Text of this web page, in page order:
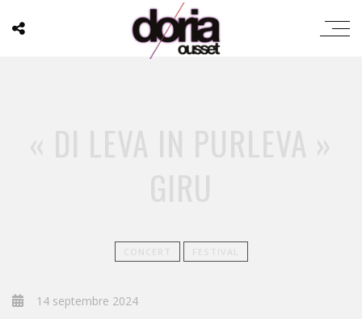
14 septembre 2024